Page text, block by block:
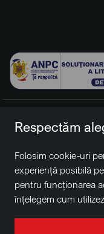
rezervate.
BCCH Auto
Group Switzerland
Sediu social: David
nr. 29, Voluntari, Ilfov
Respectăm
Folosim cookie-uri
experiență posibilă
pentru funcționarea
înțelegem cum
uri în scopuri de